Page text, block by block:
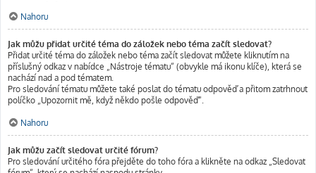
Nahoru
Jak můžu přidat určité téma do záložek nebo téma začít sledovat?
Přidat určité téma do záložek nebo téma začít sledovat můžete kliknutím na
příslušný odkaz v nabídce „Nástroje tématu“ (obvykle má ikonu klíče), která se
nachází nad a pod tématem.
Pro sledování tématu můžete také poslat do tématu odpověď a přitom zatrhnout
políčko „Upozornit mě, když někdo pošle odpověď“.
Nahoru
Jak můžu začít sledovat určité fórum?
Pro sledování určitého fóra přejděte do toho fóra a klikněte na odkaz „Sledovat